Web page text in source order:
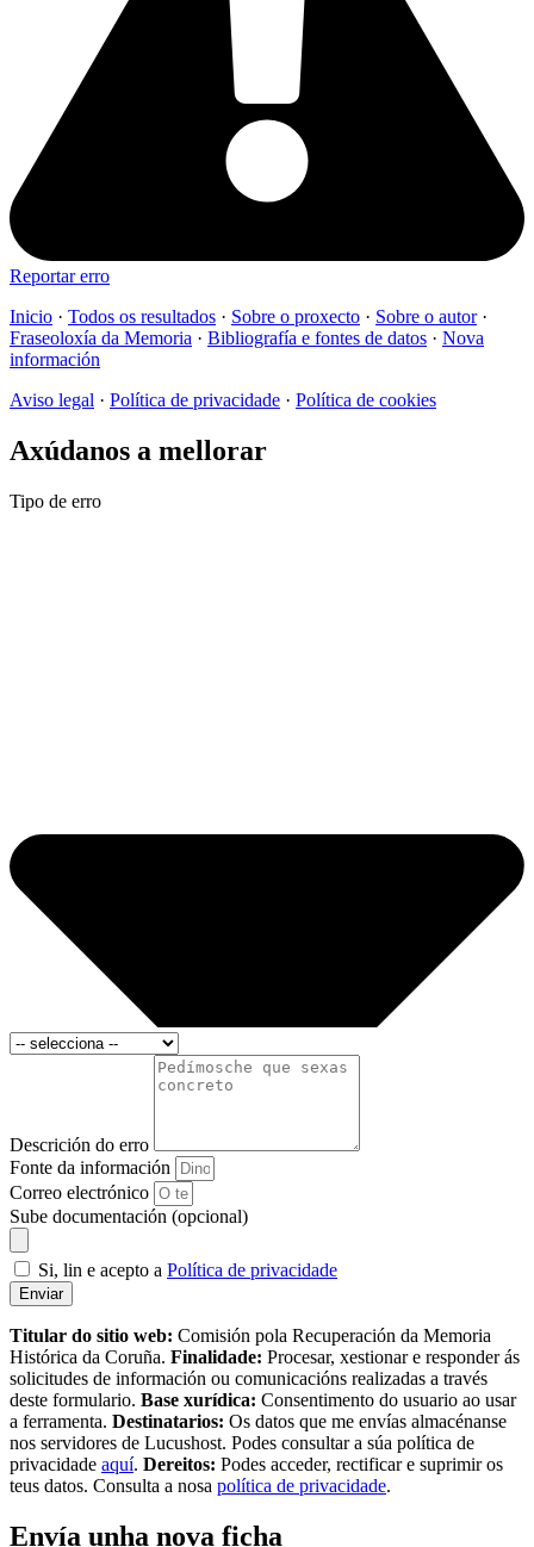
Reportar erro
Inicio · Todos os resultados · Sobre o proxecto · Sobre o autor·
Fraseoloxía da Memoria · Bibliografía e fontes de datos · Nova
información
Aviso legal · Política de privacidade · Política de cookies
Axúdanos a mellorar
Tipo de erro
Descrición do erro
Fonte da información
Correo electrónico
Sube documentación (opcional)
Si, lin e acepto a Política de privacidade
Enviar
Titular do sitio web: Comisión pola Recuperación da Memoria
Histórica da Coruña. Finalidade: Procesar, xestionar e responder ás
solicitudes de información ou comunicacións realizadas a través
deste formulario. Base xurídica: Consentimento do usuario ao usar
a ferramenta. Destinatarios: Os datos que me envías almacénanse
nos servidores de Lucushost. Podes consultar a súa política de
privacidade aquí. Dereitos: Podes acceder, rectificar e suprimir os
teus datos. Consulta a nosa política de privacidade.
Envía unha nova ficha